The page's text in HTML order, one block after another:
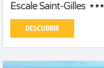
Escale Saint-Gilles
DESCUBRIR